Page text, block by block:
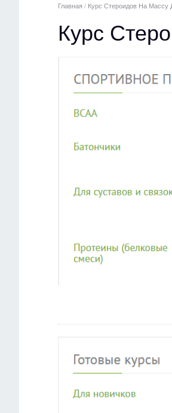
Главная / Курс Стероидов На Массу
Курс